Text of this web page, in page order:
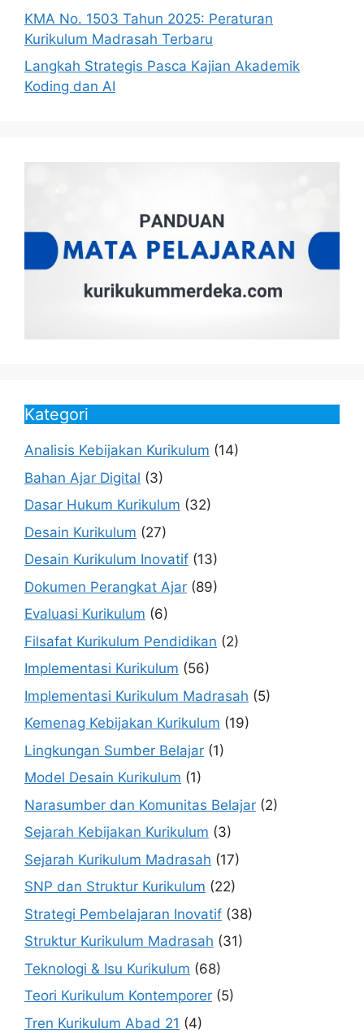
KMA No. 1503 Tahun 2025: Peraturan
Kurikulum Madrasah Terbaru
Langkah Strategis Pasca Kajian Akademik
Koding dan AI
Kategori
Analisis Kebijakan Kurikulum (14)
Bahan Ajar Digital (3)
Dasar Hukum Kurikulum (32)
Desain Kurikulum (27)
Desain Kurikulum Inovatif (13)
Dokumen Perangkat Ajar (89)
Evaluasi Kurikulum (6)
Filsafat Kurikulum Pendidikan (2)
Implementasi Kurikulum (56)
Implementasi Kurikulum Madrasah (5)
Kemenag Kebijakan Kurikulum (19)
Lingkungan Sumber Belajar (1)
Model Desain Kurikulum (1)
Narasumber dan Komunitas Belajar (2)
Sejarah Kebijakan Kurikulum (3)
Sejarah Kurikulum Madrasah (17)
SNP dan Struktur Kurikulum (22)
Strategi Pembelajaran Inovatif (38)
Struktur Kurikulum Madrasah (31)
Teknologi & Isu Kurikulum (68)
Teori Kurikulum Kontemporer (5)
Tren Kurikulum Abad 21 (4)